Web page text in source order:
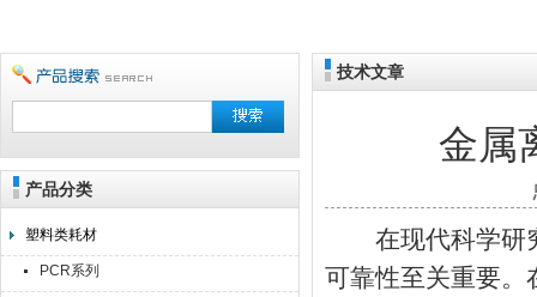
上海点睿仪器仪表有限公司
产品分类
塑料类耗材
PCR系列
技术文章
金属
在现代科学研究
可靠性至关重要。